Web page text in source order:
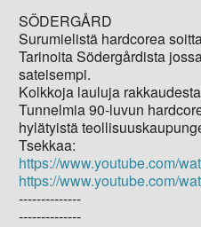
SÖDERGÅRD
Surumielistä hardcorea
Tarinoita Södergårdista
sateisempi.
Kolkkoja lauluja
Tunnelmia 90-luvun
hylätyistä
Tsekkaa:
https://www.youtube.com/
https://www.youtube.com/
--------------
--------------